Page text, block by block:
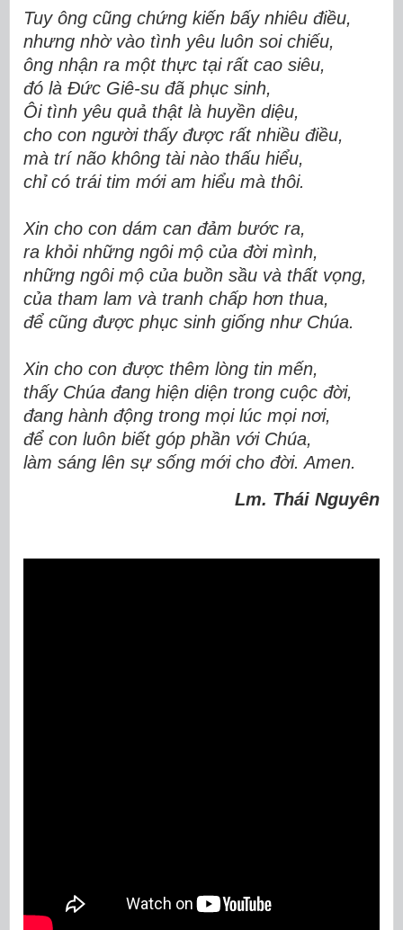
Tuy ông cũng chứng kiến bấy nhiêu điều,
nhưng nhờ vào tình yêu luôn soi chiếu,
ông nhận ra một thực tại rất cao siêu,
đó là Đức Giê-su đã phục sinh,
Ôi tình yêu quả thật là huyền diệu,
cho con người thấy được rất nhiều điều,
mà trí não không tài nào thấu hiểu,
chỉ có trái tim mới am hiểu mà thôi.
Xin cho con dám can đảm bước ra,
ra khỏi những ngôi mộ của đời mình,
những ngôi mộ của buồn sầu và thất vọng,
của tham lam và tranh chấp hơn thua,
để cũng được phục sinh giống như Chúa.
Xin cho con được thêm lòng tin mến,
thấy Chúa đang hiện diện trong cuộc đời,
đang hành động trong mọi lúc mọi nơi,
để con luôn biết góp phần với Chúa,
làm sáng lên sự sống mới cho đời. Amen.
Lm. Thái Nguyên